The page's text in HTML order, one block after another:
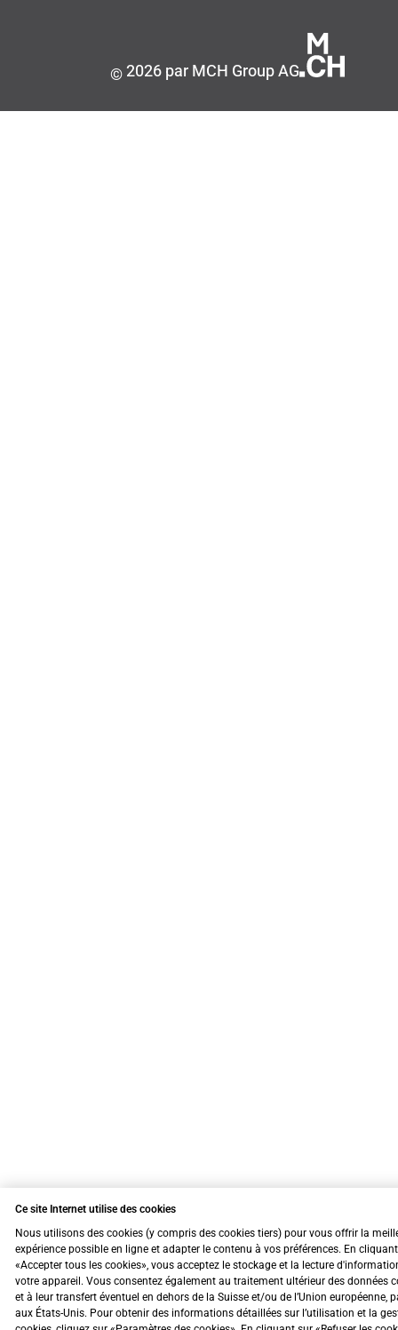
©2026 par MCH Group AG
Ce site Internet utilise des cookies
Nous utilisons des cookies (y compris des cookies tiers) pour vous offrir la
expérience possible en ligne et adapter le contenu à vos préférences. En
«Accepter tous les cookies», vous acceptez le stockage et la lecture
votre appareil. Vous consentez également au traitement ultérieur des données
et à leur transfert éventuel en dehors de la Suisse et/ou de l’Union européenne,
aux États-Unis. Pour obtenir des informations détaillées sur l’utilisation et la